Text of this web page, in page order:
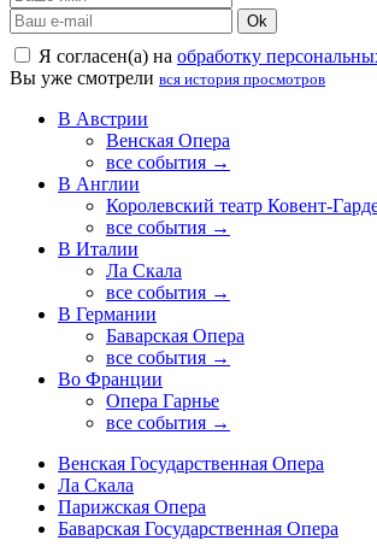
Ok
Я согласен(а) на обработку
Вы уже смотрели вся история просмотров
В Австрии
Венская Опера
все события →
В Англии
Королевский театр Ковент-
все события →
В Италии
Ла Скала
все события →
В Германии
Баварская Опера
все события →
Во Франции
Опера Гарнье
все события →
Венская Государственная Опера
Ла Скала
Парижская Опера
Баварская Государственная Опера